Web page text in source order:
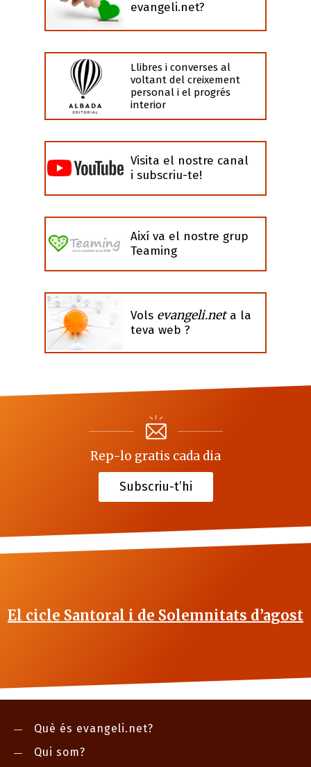
evangeli.net?
Llibres i converses al
voltant del creixement
personal i el progrés
interior
Visita el nostre canal
i subscriu-te!
Així va el nostre grup
Teaming
Vols evangeli.neta la
teva web ?
Rep-lo gratis cada dia
Subscriu-t’hi
El cicle Santoral i de Solemnitats d’agost
Què és evangeli.net?
Qui som?